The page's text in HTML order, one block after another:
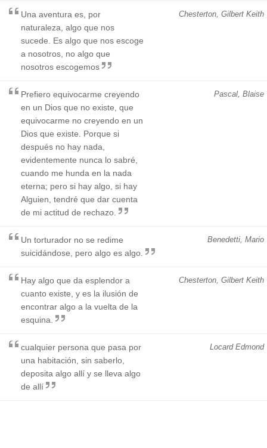
Chesterton, Gilbert Keith
Una aventura es, por
naturaleza, algo que nos
sucede. Es algo que nos escoge
a nosotros, no algo que
nosotros escogemos
Pascal, Blaise
Prefiero equivocarme creyendo
en un Dios que no existe, que
equivocarme no creyendo en un
Dios que existe. Porque si
después no hay nada,
evidentemente nunca lo sabré,
cuando me hunda en la nada
eterna; pero si hay algo, si hay
Alguien, tendré que dar cuenta
de mi actitud de rechazo.
Benedetti, Mario
Un torturador no se redime
suicidándose, pero algo es algo.
Chesterton, Gilbert Keith
Hay algo que da esplendor a
cuanto existe, y es la ilusión de
encontrar algo a la vuelta de la
esquina.
Locard Edmond
cualquier persona que pasa por
una habitación, sin saberlo,
deposita algo allí y se lleva algo
de allí